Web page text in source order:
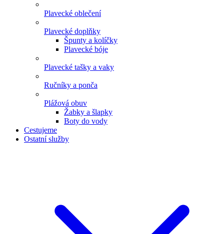
Plavecké oblečení
Plavecké doplňky
Špunty a kolíčky
Plavecké bóje
Plavecké tašky a vaky
Ručníky a ponča
Plážová obuv
Žabky a šlapky
Boty do vody
Cestujeme
Ostatní služby